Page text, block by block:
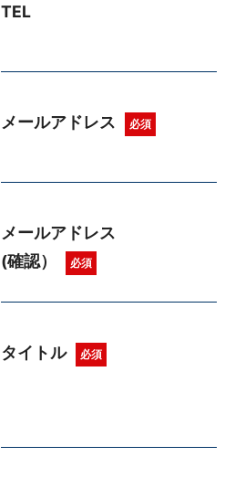
TEL
メールアドレス 必須
メールアドレス
(確認）
必須
タイトル 必須